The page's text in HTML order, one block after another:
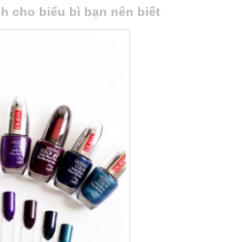
cho biểu bì bạn nên biết